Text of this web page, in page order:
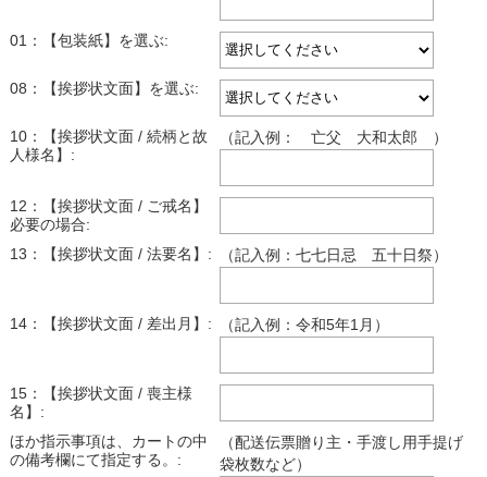
01：【包装紙】を選ぶ:
08：【挨拶状文面】を選ぶ:
10：【挨拶状文面 / 続柄と故
人様名】:
（記入例： 亡父 大和太郎 ）
12：【挨拶状文面 / ご戒名】
必要の場合:
13：【挨拶状文面 / 法要名】:
（記入例：七七日忌 五十日祭）
14：【挨拶状文面 / 差出月】: （記入例：令和5年1月）
15：【挨拶状文面 / 喪主様
名】:
ほか指示事項は、カートの中
の備考欄にて指定する。:
（配送伝票贈り主・手渡し用手提げ
袋枚数など）